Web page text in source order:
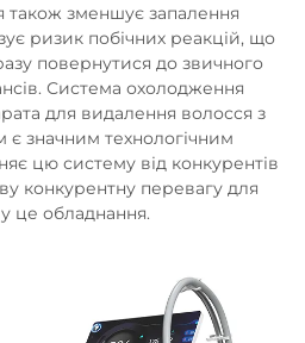
також зменшує запалення
ризик побічних реакцій, що
повернутися до звичного
Система охолодження
для видалення волосся з
значним технологічним
цю систему від конкурентів
конкурентну перевагу для
це обладнання.